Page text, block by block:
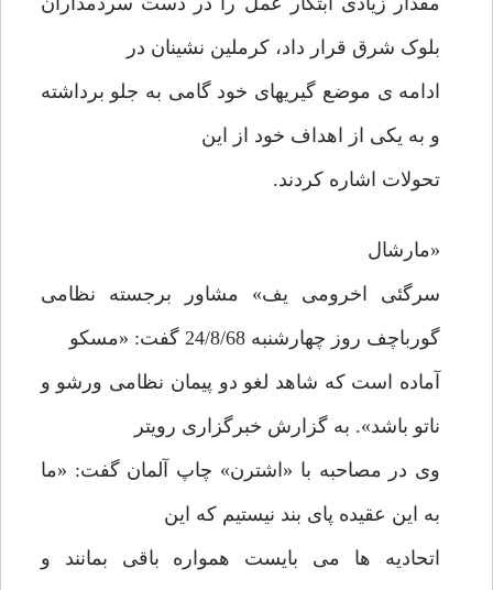
بلوک شرق قرار داد، کرملین نشینان در
ادامه ی موضع گیریهای خود گامی به جلو برداشته
و به یکی از اهداف خود از این
تحولات اشاره کردند.
«مارشال
سرگئی اخرومی یف» مشاور برجسته نظامی
گورباچف روز چهارشنبه 24/8/68 گفت: «مسکو
آماده است که شاهد لغو دو پیمان نظامی ورشو و
ناتو باشد». به گزارش خبرگزاری رویتر
وی در مصاحبه با «اشترن» چاپ آلمان گفت: «ما
به این عقیده پای بند نیستیم که این
اتحادیه ها می بایست همواره باقی بمانند و